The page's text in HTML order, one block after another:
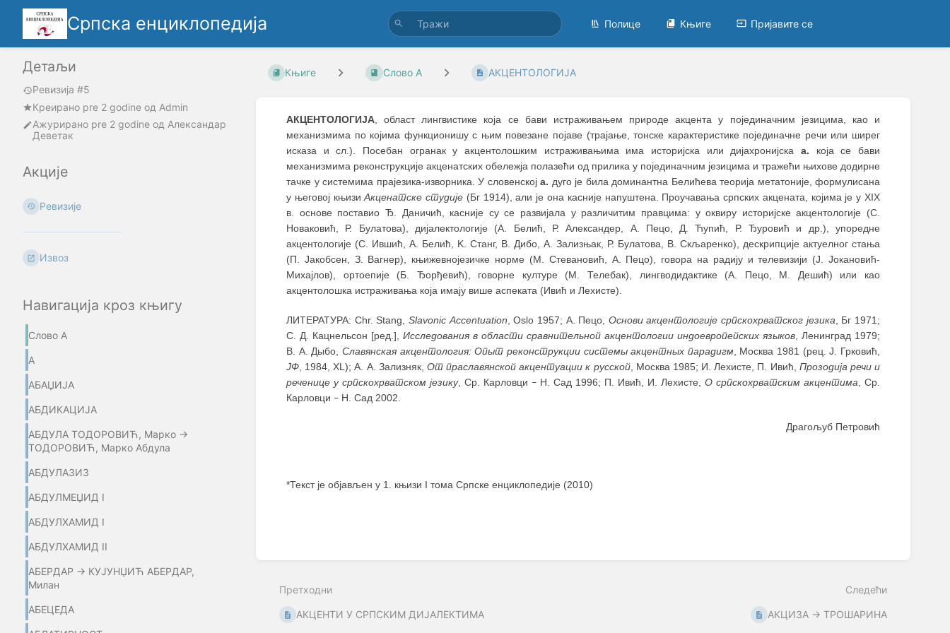
Српска енциклопедија Полице Књиге Пријавите се
Детаљи
Ревизија #5
Креирано pre 2 godine oд Admin
Ажурирано pre 2 godine од Александар
Деветак
Акције
Ревизије
Извоз
Навигација кроз књигу
Слово А
А
АБАЏИЈA
АБДИКАЦИЈА
АБДУЛА ТОДОРОВИЋ, Марко →
ТОДОРОВИЋ, Марко Абдула
АБДУЛАЗИЗ
АБДУЛМЕЏИД I
АБДУЛХАМИД I
АБДУЛХАМИД II
АБЕРДАР → КУЈУНЏИЋ АБЕРДАР,
Милан
АБЕЦЕДА
Књиге Слово А АКЦЕНТОЛОГИЈА
АКЦЕНТОЛОГИЈА, област лингвистике која се бави истраживањем природе акцента у појединачним језицима, као и
механизмима по којима функционишу с њим повезане појаве (трајање, тонске карактеристике појединачне речи или ширег
исказа и сл.). Посебан огранак у акцентолошким истраживањима има историјска или дијахронијска а. која се бави
механизмима реконструкције акценатских обележја полазећи од прилика у појединачним језицима и тражећи њихове додирне
тачке у системима прајезика-изворника. У словенској а. дуго је била доминантна Белићева теорија метатоније, формулисана
у његовој књизиАкценатске студије (Бг 1914), али је она касније напуштена. Проучавања српских акцената, којима је у XIX
в. основе поставио Ђ. Даничић, касније су се развијала у различитим правцима: у оквиру историјске акцентологије (С.
Новаковић, Р. Булатова), дијалектологије (А. Белић, Р. Александер, А. Пецо, Д. Ћупић, Р. Ђуровић и др.), упоредне
акцентологије (С. Ившић, А. Белић, K. Станг, В. Дибо, А. Зализњак, Р. Булатова, В. Скљаренко), дескрипције актуелног стања
(П. Јакобсен, З. Вагнер), књижевнојезичке норме (М. Стевановић, А. Пецо), говора на радију и телевизији (Ј. Јокановић-
Михајлов), ортоепије (Б. Ђорђевић), говорне културе (М. Телебак), лингводидактике (А. Пецо, М. Дешић) или као
акцентолошка истраживања која имају више аспеката (Ивић и Лехисте).
ЛИТЕРАТУРА: Chr. Stang, Slavonic Аccentuation , Oslo 1957; А. Пецо, Основи акцентологије српскохрватског језика , Бг 1971;
С. Д. Кацнельсон [ред.], Исследования в области сравнительной акцентологии индоевропейских языков , Ленинград 1979;
В. А. Дыбо, Славянская акцентология: Опыт реконструкции системы акцентных парадигм, Москва 1981 (рец. Ј. Грковић,
ЈФ , 1984, XL); А. А. Зализняк, От праславянской акцентуации к русской, Москва 1985; И. Лехисте, П. Ивић, Прозодија речи и
реченице у српскохрватском језику, Ср. Карловци – Н. Сад 1996; П. Ивић, И. Лехисте, О српскохрватским акцентима , Ср.
Карловци – Н. Сад 2002.
Драгољуб Петровић
*Текст је објављен у 1. књизи I тома Српске енциклопедије (2010)
Претходни
АКЦЕНТИ У СРПСКИМ ДИЈАЛЕКТИМА
Следећи
АКЦИЗА → ТРОШАРИНА